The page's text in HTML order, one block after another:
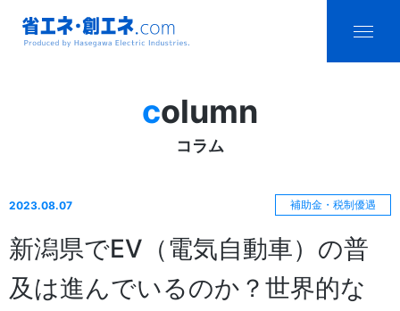
Produced by
Electric
Industries.
column
コラム
2023.08.07 補助金・税制優遇
新潟県でEV（電気自動車）の普
及は進んでいるのか？世界的な